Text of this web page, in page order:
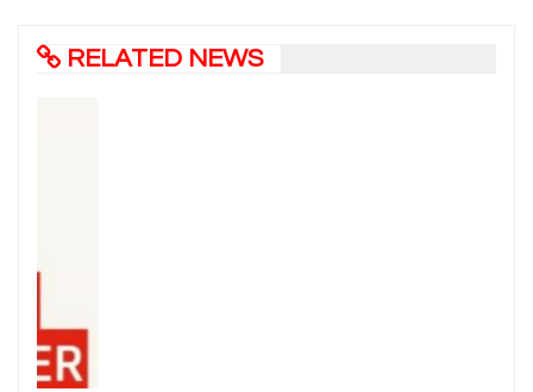
RELATED NEWS